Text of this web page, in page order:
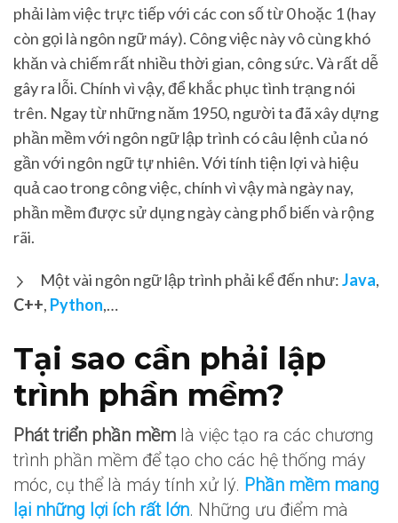
phải làm việc trực tiếp với các con số từ 0 hoặc 1 (hay
còn gọi là ngôn ngữ máy). Công việc này vô cùng khó
khăn và chiếm rất nhiều thời gian, công sức. Và rất dễ
gây ra lỗi. Chính vì vậy, để khắc phục tình trạng nói
trên. Ngay từ những năm 1950, người ta đã xây dựng
phần mềm với ngôn ngữ lập trình có câu lệnh của nó
gần với ngôn ngữ tự nhiên. Với tính tiện lợi và hiệu
quả cao trong công việc, chính vì vậy mà ngày nay,
phần mềm được sử dụng ngày càng phổ biến và rộng
rãi.
Một vài ngôn ngữ lập trình phải kể đến như:Java,
C++, Python,…
Tại sao cần phải lập
trình phần mềm?
Phát triển phần mềm là việc tạo ra các chương
trình phần mềm để tạo cho các hệ thống máy
móc, cụ thể là máy tính xử lý. Phần mềm mang
lại những lợi ích rất lớn. Những ưu điểm mà